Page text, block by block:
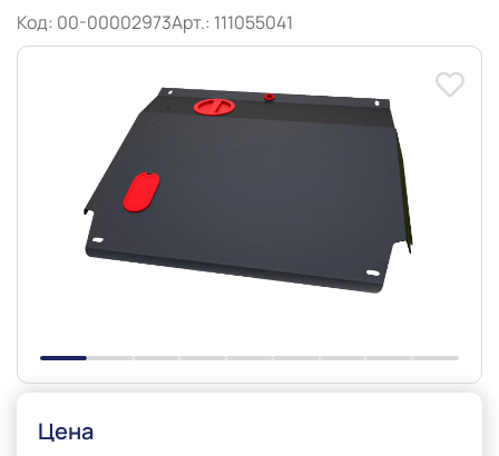
Код: 00-00002973Арт.: 111055041
Slide 1 of 9
Цена